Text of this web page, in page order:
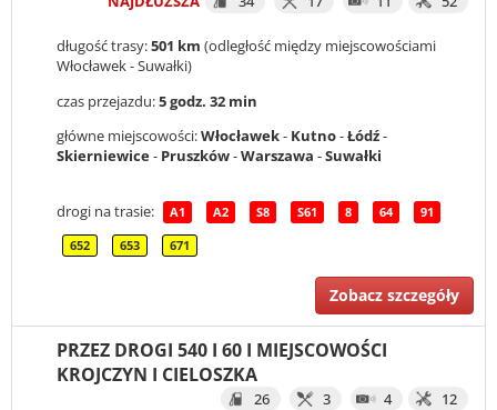
długość trasy:501 km (odległość między miejscowościami
Włocławek - Suwałki)
czas przejazdu:5 godz. 32 min
główne miejscowości:Włocławek- Kutno-Łódź-
Skierniewice- Pruszków-Warszawa -Suwałki
drogi na trasie: A1 A2 S8 S61 8 64 91
652 653 671
Zobacz szczegóły
PRZEZ DROGI 540 I 60 I MIEJSCOWOŚCI
KROJCZYN I CIELOSZKA
26 3 4 12